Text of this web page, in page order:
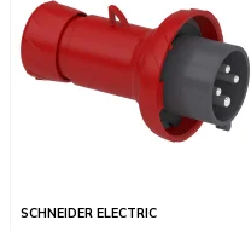
SCHNEIDER ELECTRIC